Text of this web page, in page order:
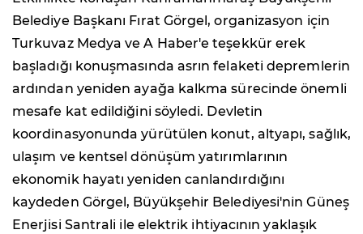
Belediye Başkanı Fırat Görgel, organizasyon için
Turkuvaz Medya ve A Haber'e teşekkür erek
başladığı konuşmasında asrın felaketi depremlerin
ardından yeniden ayağa kalkma sürecinde önemli
mesafe kat edildiğini söyledi. Devletin
koordinasyonunda yürütülen konut, altyapı, sağlık,
ulaşım ve kentsel dönüşüm yatırımlarının
ekonomik hayatı yeniden canlandırdığını
kaydeden Görgel, Büyükşehir Belediyesi'nin Güneş
Enerjisi Santrali ile elektrik ihtiyacının yaklaşık